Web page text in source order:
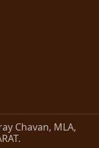
Chavan, MLA,